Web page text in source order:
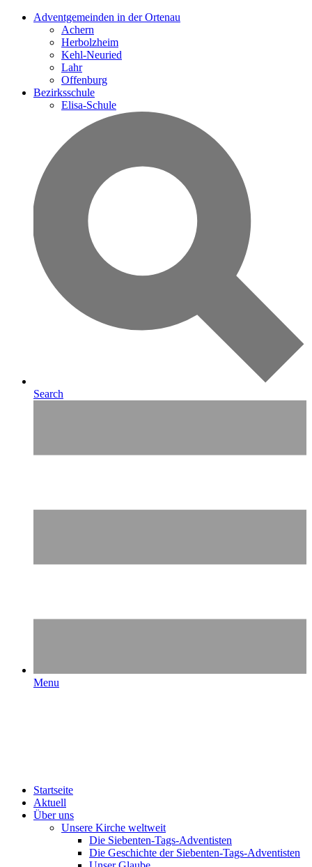
Adventgemeinden in der Ortenau
Achern
Herbolzheim
Kehl-Neuried
Lahr
Offenburg
Bezirksschule
Elisa-Schule
Search
Menu
Startseite
Aktuell
Über uns
Unsere Kirche weltweit
Die Siebenten-Tags-Adventisten
Die Geschichte der Siebenten-Tags-Adventisten